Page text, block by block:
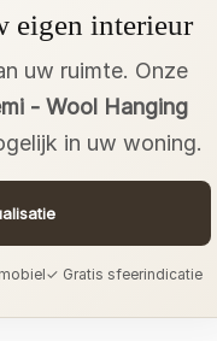
eigen interieur
uw ruimte. Onze
- Wool Hanging
in uw woning.
✓ Gratis sfeerindicatie